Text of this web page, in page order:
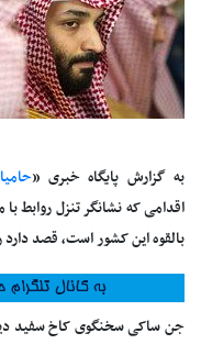
به گزارش پایگاه خبری «
اقدامی که نشانگر تنزل روابط
بالقوه این کشور است، قصد دارد
جن ساکی سخنگوی کاخ سفید